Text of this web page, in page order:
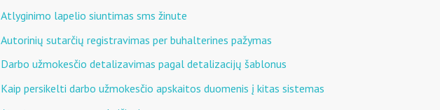
Atlyginimo lapelio siuntimas sms žinute
Autorinių sutarčių registravimas per buhalterines pažymas
Darbo užmokesčio detalizavimas pagal detalizacijų šablonus
Kaip persikelti darbo užmokesčio apskaitos duomenis į kitas sistemas